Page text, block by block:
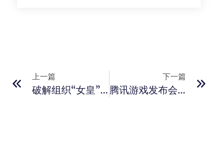
上一篇
破解组织“女皇”宣布复出 瞄准《GTA6》：若他人失败将亲自出手
下一篇
腾讯游戏发布会SPARK2025定档 《王者荣耀世界》等游戏将有新物料